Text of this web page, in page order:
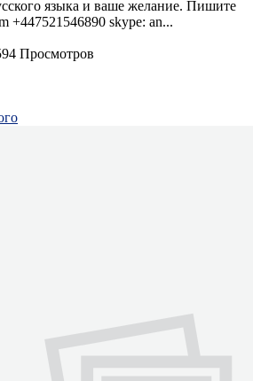
языка и ваше желание. Пишите
+447521546890 skype: an...
Просмотров